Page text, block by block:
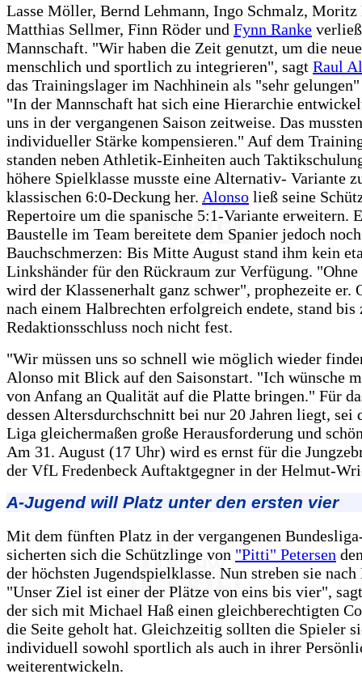
Lasse Möller, Bernd Lehmann, Ingo Schmalz,
Matthias Sellmer, Finn Röder und Fynn Ranke
Mannschaft. "Wir haben die Zeit genutzt, um die
menschlich und sportlich zu integrieren", sagt Raul
das Trainingslager im Nachhinein als "sehr
"In der Mannschaft hat sich eine Hierarchie
uns in der vergangenen Saison zeitweise. Das
individueller Stärke kompensieren." Auf dem
standen neben Athletik-Einheiten auch
höhere Spielklasse musste eine Alternativ- Variante
klassischen 6:0-Deckung her. Alonso ließ seine
Repertoire um die spanische 5:1-Variante erweitern.
Baustelle im Team bereitete dem Spanier jedoch noch
Bauchschmerzen: Bis Mitte August stand ihm kein
Linkshänder für den Rückraum zur Verfügung.
wird der Klassenerhalt ganz schwer", prophezeite er.
nach einem Halbrechten erfolgreich endete, stand bis
Redaktionsschluss noch nicht fest.
"Wir müssen uns so schnell wie möglich wieder
Alonso mit Blick auf den Saisonstart. "Ich wünsche
von Anfang an Qualität auf die Platte bringen." Für
dessen Altersdurchschnitt bei nur 20 Jahren liegt, sei
Liga gleichermaßen große Herausforderung und
Am 31. August (17 Uhr) wird es ernst für die
der VfL Fredenbeck Auftaktgegner in der Helmut-
A-Jugend will Platz unter den ersten vier
Mit dem fünften Platz in der vergangenen
sicherten sich die Schützlinge von "Pitti" Petersen
der höchsten Jugendspielklasse. Nun streben sie
"Unser Ziel ist einer der Plätze von eins bis vier",
der sich mit Michael Haß einen gleichberechtigten
die Seite geholt hat. Gleichzeitig sollten die Spieler
individuell sowohl sportlich als auch in ihrer
weiterentwickeln.